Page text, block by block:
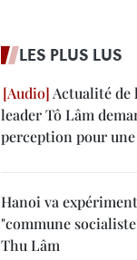
LES PLUS LUS
Actualité de
leader Tô Lâm
perception pour
Hanoi va
"commune
Thu Lâm